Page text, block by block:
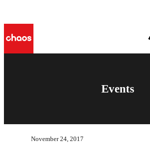
Events
November 24, 2017